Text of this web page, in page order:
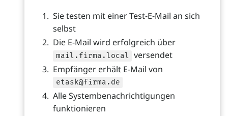
Sie testen mit einer Test-E-Mail an sich
selbst
Die E-Mail wird erfolgreich über
mail.firma.local
versendet
Empfänger erhält E-Mail von
etask@firma.de
Alle Systembenachrichtigungen
funktionieren